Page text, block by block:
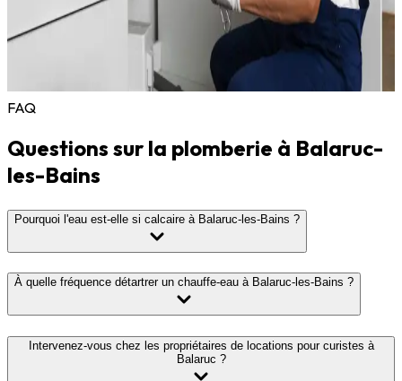
Nous utilisons des matériaux résistants au calcaire et à
l'humidité, adaptés aux conditions de Balaruc : robinetterie
avec cartouche céramique, flexibles tressés inox, évacuations
en PVC renforcé. Pour les locations, nous privilégions des
équipements solides et faciles à entretenir.
FAQ
Questions sur la plomberie à Balaruc-
les-Bains
Pourquoi l'eau est-elle si calcaire à Balaruc-les-Bains ?
À quelle fréquence détartrer un chauffe-eau à Balaruc-les-Bains ?
Intervenez-vous chez les propriétaires de locations pour curistes à
Balaruc ?